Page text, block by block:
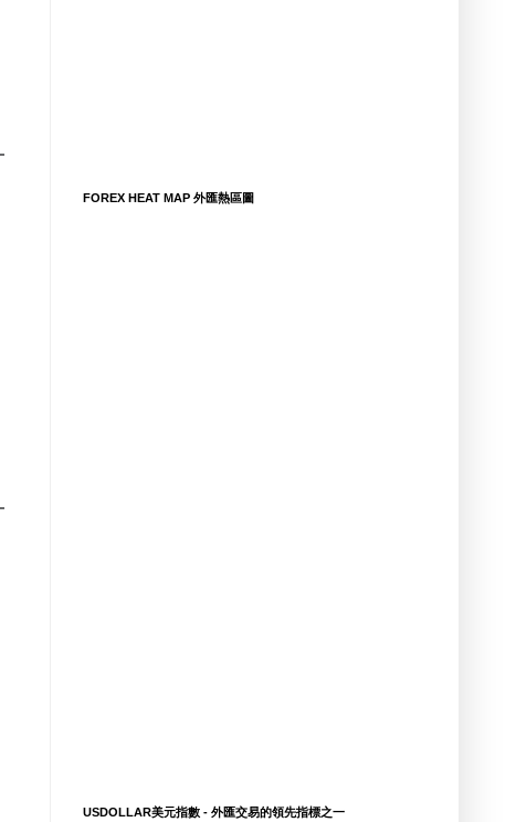
FOREX HEAT MAP 外匯熱區圖
USDOLLAR美元指數 - 外匯交易的領先指標之一